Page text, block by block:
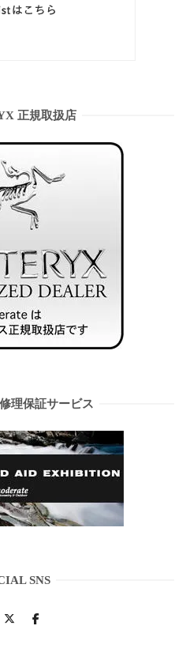
正規取扱店
理保証サービス
SNS